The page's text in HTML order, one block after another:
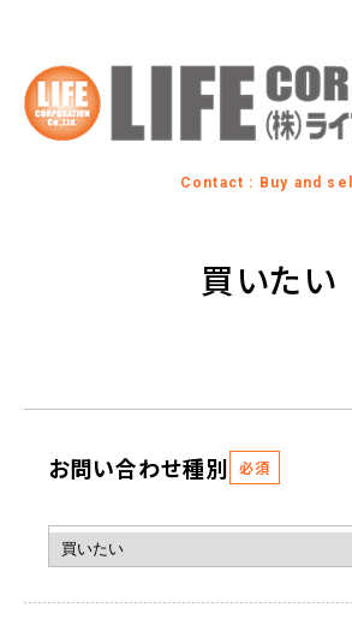
Contact : Buy and sell
買いたい
お問い合わせ種別 必須